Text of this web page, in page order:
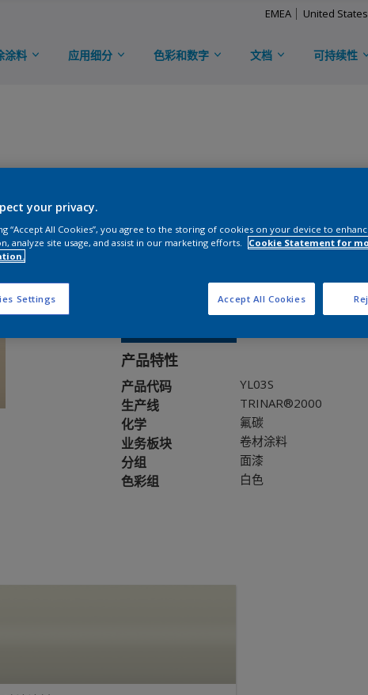
EMEA United States
涂料 应用细分 色彩和数字 文档 可持续性
3D
YL03S
Semi Gloss
产品特性
产品代码 YL03S
生产线 TRINAR®2000
化学 氟碳
业务板块 卷材涂料
分组 面漆
色彩组 白色
your privacy.
“Accept All Cookies”, you agree to the storing of cookies on your device to
analyze site usage, and assist in our marketing efforts.
Cookie Statement for
Settings Accept All Cookies